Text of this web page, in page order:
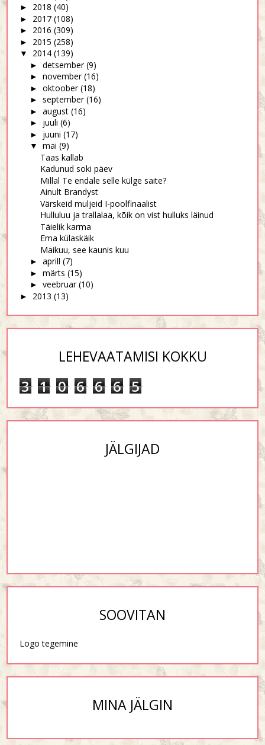
► 2018 (40)
► 2017 (108)
► 2016 (309)
► 2015 (258)
▼ 2014 (139)
► detsember (9)
► november (16)
► oktoober (18)
► september (16)
► august (16)
► juuli (6)
► juuni (17)
▼ mai (9)
Taas kallab
Kadunud soki päev
Millal Te endale selle külge saite?
Ainult Brandyst
Värskeid muljeid I-poolfinaalist
Hulluluu ja trallalaa, kõik on vist hulluks läinud
Täielik karma
Ema külaskäik
Maikuu, see kaunis kuu
► aprill (7)
► märts (15)
► veebruar (10)
► 2013 (13)
LEHEVAATAMISI KOKKU
3 1 0 6 6 6 5
JÄLGIJAD
SOOVITAN
Logo tegemine
MINA JÄLGIN